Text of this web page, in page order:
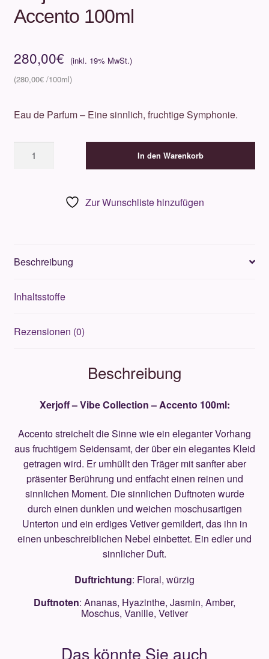
Accento 100ml
280,00€
280,00€
Eau de Parfum – Eine sinnlich, fruchtige Symphonie.
In den Warenkorb
Zur Wunschliste hinzufügen
Beschreibung
Inhaltsstoffe
Rezensionen (0)
Beschreibung
Xerjoff – Vibe Collection – Accento 100ml:
Accento streichelt die Sinne wie ein eleganter Vorhang
aus fruchtigem Seidensamt, der über ein elegantes Kleid
getragen wird. Er umhüllt den Träger mit sanfter aber
präsenter Berührung und entfacht einen reinen und
sinnlichen Moment. Die sinnlichen Duftnoten wurde
durch einen dunklen und weichen moschusartigen
Unterton und ein erdiges Vetiver gemildert, das ihn in
einen unbeschreiblichen Nebel einbettet. Ein edler und
sinnlicher Duft.
Duftrichtung: Floral, würzig
Duftnoten: Ananas, Hyazinthe, Jasmin, Amber,
Moschus, Vanille, Vetiver